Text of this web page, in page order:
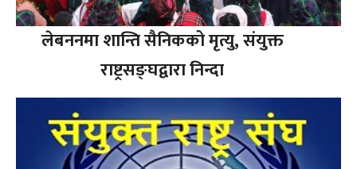
लेबननमा शान्ति सैनिकको मृत्यु, संयुक्त
राष्ट्रसङ्घद्वारा निन्दा